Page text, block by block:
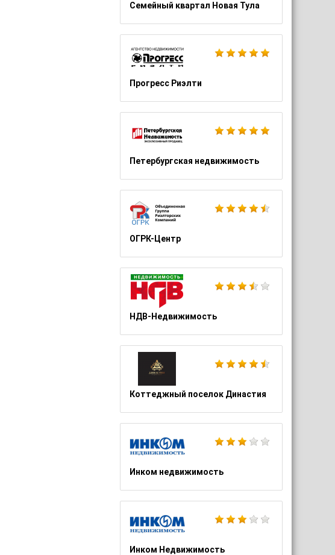
Семейный квартал Новая Тула
Прогресс Риэлти
Петербургская недвижимость
ОГРК-Центр
НДВ-Недвижимость
Коттеджный поселок Династия
Инком недвижимость
Инком Недвижимость